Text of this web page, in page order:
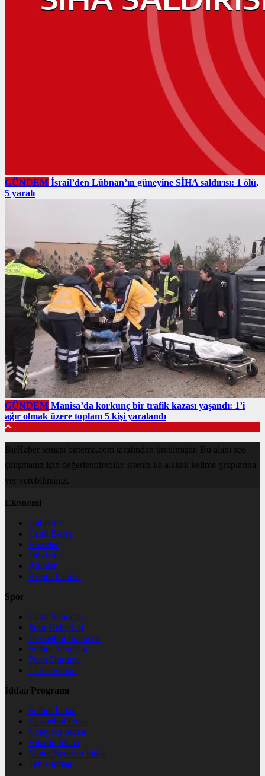
GÜNDEM İsrail’den Lübnan’ın güneyine SİHA saldırısı: 1 ölü,
5 yaralı
GÜNDEM Manisa’da korkunç bir trafik kazası yaşandı: 1’i
ağır olmak üzere toplam 5 kişi yaralandı
BirHaber teması birtema.com tarafından üretilmiştir. Bu alanı seo
çalışmanız için değerlendirebilir, siteniz ile alakalı kelime gruplarına
yer verebilirsiniz.
Ekonomi
Haberler
Canlı Borsa
Hisseler
Dövizler
Altınlar
Kripto Paralar
Spor
Canlı Sonuçlar
Spor Haberleri
Basketbol Sonuçlar
Futbol Sonuçlar
Puan Durumu
Tüm Oranlar
İddaa Programı
Futbol İddaa
Basketbol İddaa
Voleybol İddaa
Bilardo İddaa
Motor Sporları İddaa
Tenis İddaa